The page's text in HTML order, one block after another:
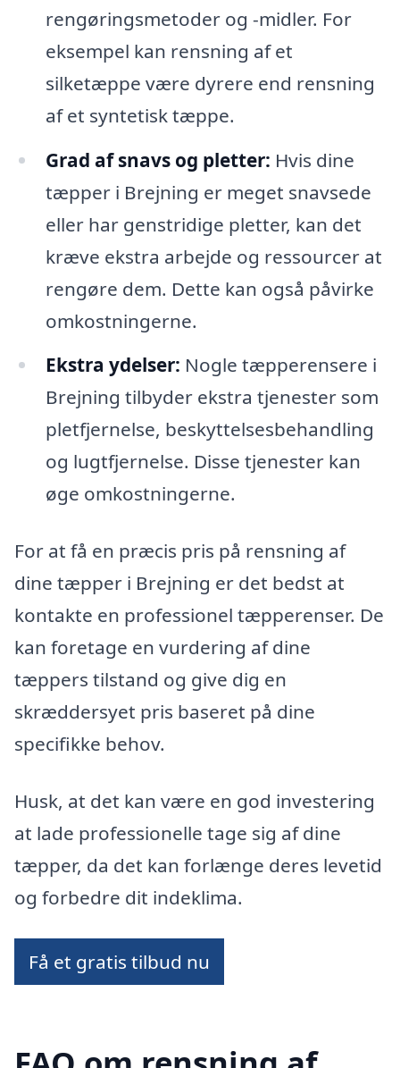
rengøringsmetoder og -midler. For
eksempel kan rensning af et
silketæppe være dyrere end rensning
af et syntetisk tæppe.
Grad af snavs og pletter: Hvis dine
tæpper i Brejning er meget snavsede
eller har genstridige pletter, kan det
kræve ekstra arbejde og ressourcer at
rengøre dem. Dette kan også påvirke
omkostningerne.
Ekstra ydelser: Nogle tæpperensere i
Brejning tilbyder ekstra tjenester som
pletfjernelse, beskyttelsesbehandling
og lugtfjernelse. Disse tjenester kan
øge omkostningerne.
For at få en præcis pris på rensning af
dine tæpper i Brejning er det bedst at
kontakte en professionel tæpperenser. De
kan foretage en vurdering af dine
tæppers tilstand og give dig en
skræddersyet pris baseret på dine
specifikke behov.
Husk, at det kan være en god investering
at lade professionelle tage sig af dine
tæpper, da det kan forlænge deres levetid
og forbedre dit indeklima.
Få et gratis tilbud nu